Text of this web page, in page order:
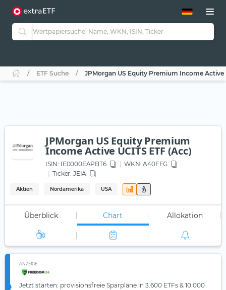
ETF-Guide 2.0
Guide Aktive ETFs
ETF-Sparpläne
ETF Suche JPMorgan US Equity Premium Income Active
JPMorgan US Equity Premium
Income Active UCITS ETF (Acc)
ISIN: IE0000EAPBT6 WKN: A40FFG
Ticker: JEIA
Aktien Nordamerika USA
Überblick Chart Allokation
ANZEIGE
Jetzt starten: provisionsfreie Sparpläne in 3.600 ETFs & 10.000